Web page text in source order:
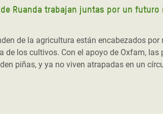
Ruanda trabajan juntas por un futuro
de la agricultura están encabezados por
de los cultivos. Con el apoyo de Oxfam, las
piñas, y ya no viven atrapadas en un